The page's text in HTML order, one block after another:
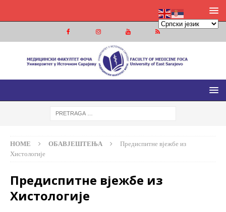
МЕДИЦИНСКИ ФАКУЛТЕТ ФОЧА
МЕДИЦИНСКИ ФАКУЛТЕТ УНИВЕРЗИТЕТА У ИСТОЧНОМ
HOME ОБАВЈЕШТЕЊА
Предиспитне вјежбе из
Хистологије
Предиспитне вјежбе из
Хистологије